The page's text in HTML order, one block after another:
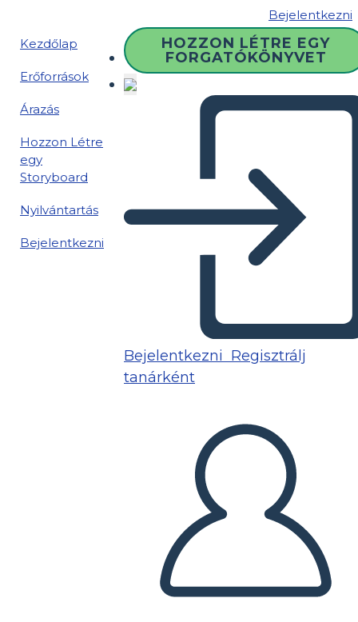
Bejelentkezni
Kezdőlap
Erőforrások
Árazás
Hozzon Létre
egy
Storyboard
Nyilvántartás
Bejelentkezni
HOZZON LÉTRE EGY
FORGATÓKÖNYVET
Bejelentkezni Regisztrálj
tanárként